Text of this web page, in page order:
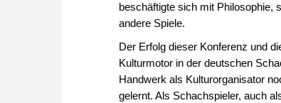
beschäftigte sich mit Philosophie,
andere Spiele.
Der Erfolg dieser Konferenz und
Kulturmotor in der deutschen
Handwerk als Kulturorganisator
gelernt. Als Schachspieler, auch